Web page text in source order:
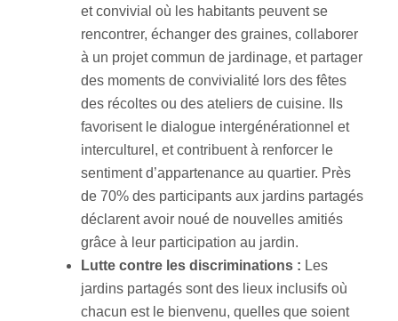
et convivial où les habitants peuvent se
rencontrer, échanger des graines, collaborer
à un projet commun de jardinage, et partager
des moments de convivialité lors des fêtes
des récoltes ou des ateliers de cuisine. Ils
favorisent le dialogue intergénérationnel et
interculturel, et contribuent à renforcer le
sentiment d’appartenance au quartier. Près
de 70% des participants aux jardins partagés
déclarent avoir noué de nouvelles amitiés
grâce à leur participation au jardin.
Lutte contre les discriminations : Les
jardins partagés sont des lieux inclusifs où
chacun est le bienvenu, quelles que soient